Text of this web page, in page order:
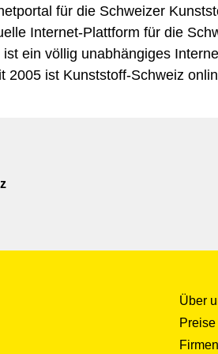
für die Schweizer
Internet-Plattform für die
ein völlig unabhängiges
2005 ist Kunststoff-Schweiz
Über
Preise